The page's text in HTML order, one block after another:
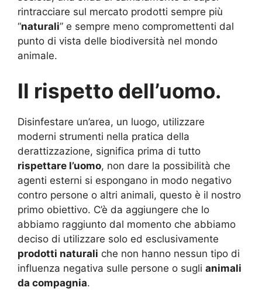
rintracciare sul mercato prodotti sempre più
“naturali” e sempre meno compromettenti dal
punto di vista delle biodiversità nel mondo
animale.
Il rispetto dell’uomo.
Disinfestare un’area, un luogo, utilizzare
moderni strumenti nella pratica della
derattizzazione, significa prima di tutto
rispettare l’uomo, non dare la possibilità che
agenti esterni si espongano in modo negativo
contro persone o altri animali, questo è il nostro
primo obiettivo. C’è da aggiungere che lo
abbiamo raggiunto dal momento che abbiamo
deciso di utilizzare solo ed esclusivamente
prodotti naturali che non hanno nessun tipo di
influenza negativa sulle persone o sugli animali
da compagnia.